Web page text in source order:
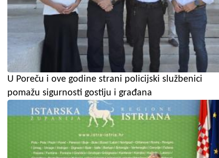
U Poreču i ove godine strani policijski službenici
pomažu sigurnosti gostiju i građana